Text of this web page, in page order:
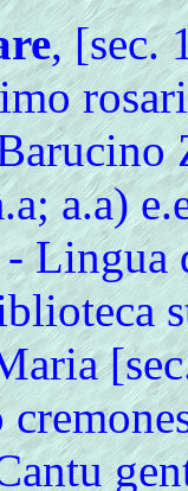
, [sec.
a.a)
Lingua